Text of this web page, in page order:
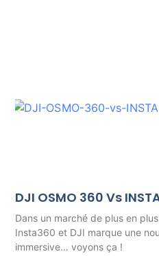
DJI OSMO 360 Vs
Dans un marché de plus en
Insta360 et DJI marque une
immersive… voyons ça !